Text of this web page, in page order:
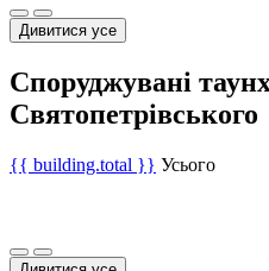
Дивитися усе
Споруджувані
Святопетрівського
{{ building.total }} Усього